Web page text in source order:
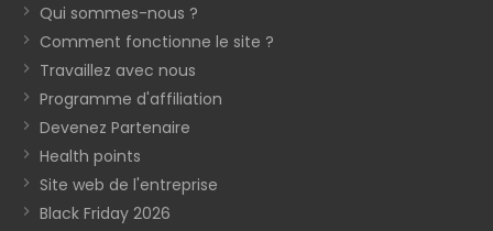
Qui sommes-nous ?
Comment fonctionne le site ?
Travaillez avec nous
Programme d'affiliation
Devenez Partenaire
Health points
Site web de l'entreprise
Black Friday 2026